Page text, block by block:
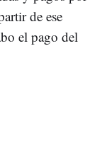
de ese
el pago del